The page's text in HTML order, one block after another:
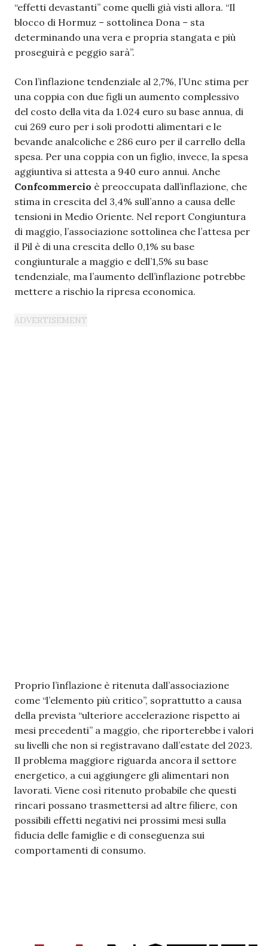
“effetti devastanti” come quelli già visti allora. “Il
blocco di Hormuz – sottolinea Dona – sta
determinando una vera e propria stangata e più
proseguirà e peggio sarà”.
Con l’inflazione tendenziale al 2,7%, l’Unc stima per
una coppia con due figli un aumento complessivo
del costo della vita da 1.024 euro su base annua, di
cui 269 euro per i soli prodotti alimentari e le
bevande analcoliche e 286 euro per il carrello della
spesa. Per una coppia con un figlio, invece, la spesa
aggiuntiva si attesta a 940 euro annui. Anche
Confcommercio è preoccupata dall’inflazione, che
stima in crescita del 3,4% sull’anno a causa delle
tensioni in Medio Oriente. Nel report Congiuntura
di maggio, l’associazione sottolinea che l’attesa per
il Pil è di una crescita dello 0,1% su base
congiunturale a maggio e dell’1,5% su base
tendenziale, ma l’aumento dell’inflazione potrebbe
mettere a rischio la ripresa economica.
Proprio l’inflazione è ritenuta dall’associazione
come “l’elemento più critico”, soprattutto a causa
della prevista “ulteriore accelerazione rispetto ai
mesi precedenti” a maggio, che riporterebbe i valori
su livelli che non si registravano dall’estate del 2023.
Il problema maggiore riguarda ancora il settore
energetico, a cui aggiungere gli alimentari non
lavorati. Viene così ritenuto probabile che questi
rincari possano trasmettersi ad altre filiere, con
possibili effetti negativi nei prossimi mesi sulla
fiducia delle famiglie e di conseguenza sui
comportamenti di consumo.